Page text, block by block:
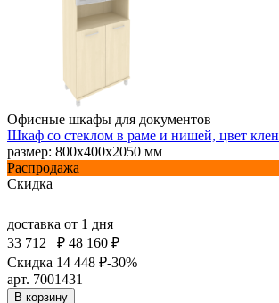
Офисные шкафы для документов
Шкаф со стеклом в раме и нишей, цвет клен
размер: 800х400х2050 мм
Распродажа
Скидка
доставка от 1 дня
33 712
₽ 48 160 ₽
Скидка 14 448 ₽-30%
арт. 7001431
В корзину